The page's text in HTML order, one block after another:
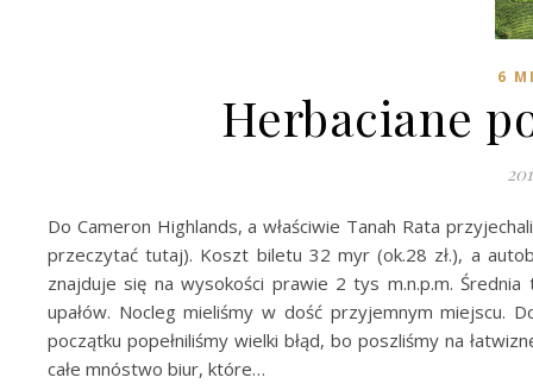
6
Herbaciane
Do Cameron Highlands, a właściwie Tanah Rata
przeczytać tutaj). Koszt biletu 32 myr (ok.28 zł.), a
znajduje się na wysokości prawie 2 tys m.n.p.m.
upałów. Nocleg mieliśmy w dość przyjemnym miejscu.
początku popełniliśmy wielki błąd, bo poszliśmy na
całe mnóstwo biur, które…